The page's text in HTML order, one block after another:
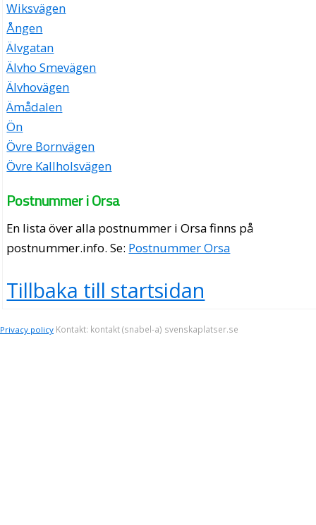
Wiksvägen
Ången
Älvgatan
Älvho Smevägen
Älvhovägen
Ämådalen
Ön
Övre Bornvägen
Övre Kallholsvägen
Postnummer i Orsa
En lista över alla postnummer i Orsa finns på
postnummer.info. Se: Postnummer Orsa
Tillbaka till startsidan
Privacy policy Kontakt: kontakt (snabel-a) svenskaplatser.se